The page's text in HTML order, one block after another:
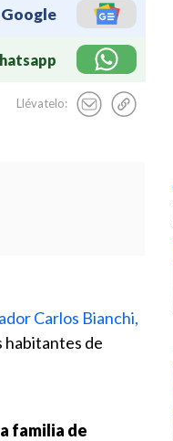
Google
Llévatelo:
Carlos Bianchi,
habitantes de
familia de